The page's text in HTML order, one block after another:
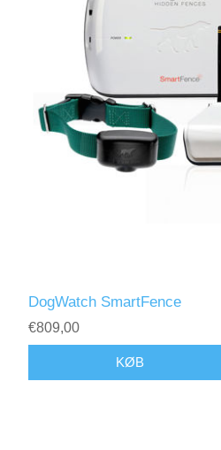
DogWatch SmartFence
€809,00